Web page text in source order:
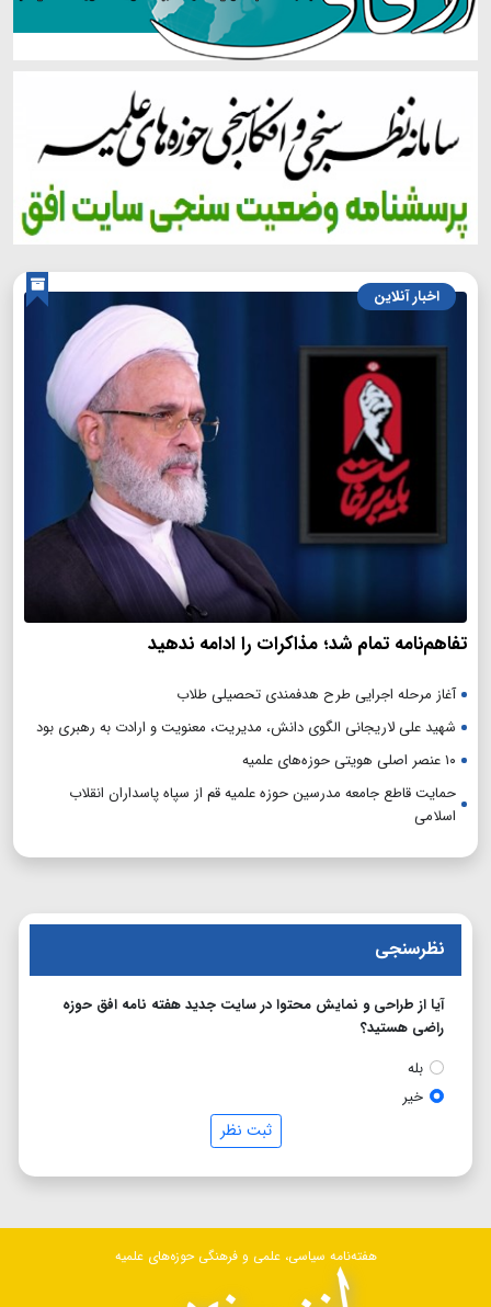
اخبار آنلاین
تفاهم‌نامه تمام شد؛ مذاکرات را ادامه ندهید
آغاز مرحله اجرایی طرح هدفمندی تحصیلی طلاب
شهید علی لاریجانی الگوی دانش، مدیریت، معنویت و ارادت به رهبری بود
۱۰ عنصر اصلی هویتی حوزه‌های علمیه
حمایت قاطع جامعه مدرسین حوزه علمیه قم از سپاه پاسداران انقلاب
اسلامی
نظرسنجی
آیا از طراحی و نمایش محتوا در سایت جدید هفته نامه افق حوزه
راضی هستید؟
بله
خیر
ثبت نظر
هفته‌نامه سیاسی، علمی و فرهنگی حوزه‌های علمیه